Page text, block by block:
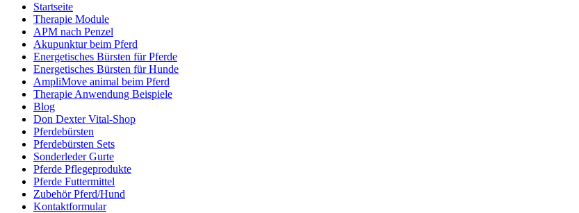
Startseite
Therapie Module
APM nach Penzel
Akupunktur beim Pferd
Energetisches Bürsten für Pferde
Energetisches Bürsten für Hunde
AmpliMove animal beim Pferd
Therapie Anwendung Beispiele
Blog
Don Dexter Vital-Shop
Pferdebürsten
Pferdebürsten Sets
Sonderleder Gurte
Pferde Pflegeprodukte
Pferde Futtermittel
Zubehör Pferd/Hund
Kontaktformular